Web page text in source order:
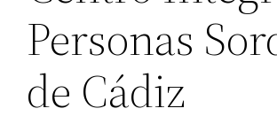
Personas
de Cádiz